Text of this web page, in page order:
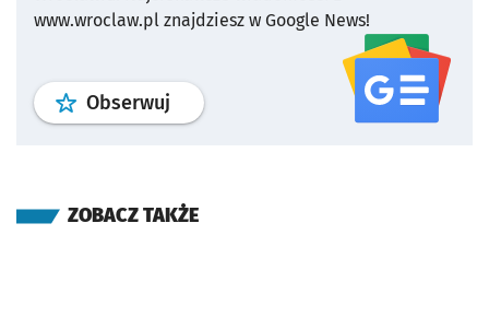
www.wroclaw.pl znajdziesz w Google News!
Obserwuj profil serwisu
ZOBACZ TAKŻE